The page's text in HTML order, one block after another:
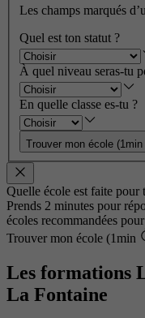
Les champs marqués
Quel est ton statut ?
À quel niveau seras-tu
En quelle classe es-tu ?
Trouver mon école (1min
Quelle école est faite pour
Prends 2 minutes pour
écoles recommandées
Trouver mon école (1min
Les formations
La Fontaine